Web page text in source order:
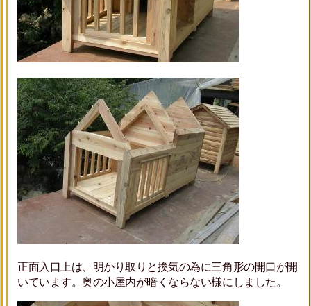
正面入口上は、明かり取りと換気の為に三角形の開口が開
いています。奥の小屋内が暗くならない様にしました。